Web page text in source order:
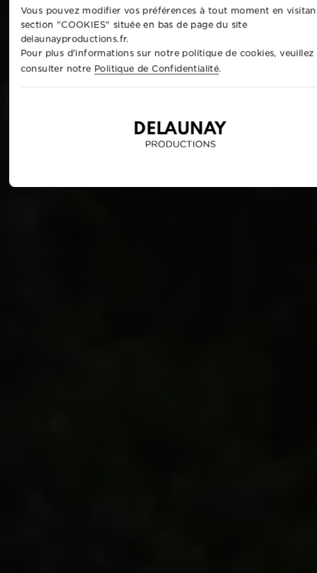
Vous pouvez modifier vos préférences à tout moment en
section "COOKIES" située en bas de page du site
delaunayproductions.fr.
Pour plus d'informations sur notre politique de cookies, veuillez
consulter notre Politique de Confidentialité.